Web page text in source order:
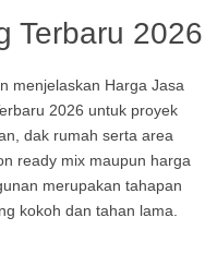
Terbaru 2026
menjelaskan Harga Jasa
2026 untuk proyek
dak rumah serta area
ready mix maupun harga
merupakan tahapan
kokoh dan tahan lama.